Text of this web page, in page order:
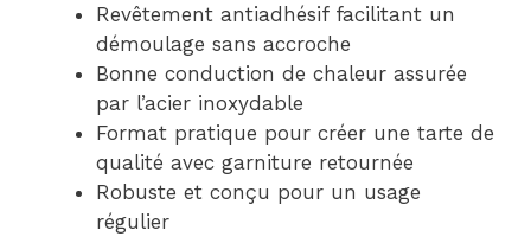
Revêtement antiadhésif facilitant un
démoulage sans accroche
Bonne conduction de chaleur assurée
par l’acier inoxydable
Format pratique pour créer une tarte de
qualité avec garniture retournée
Robuste et conçu pour un usage
régulier